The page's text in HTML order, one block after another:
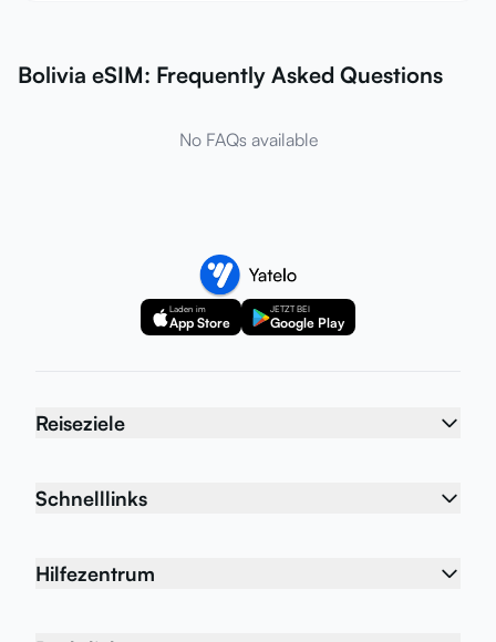
Bolivia eSIM: Frequently Asked Questions
No FAQs available
Laden im
App Store
JETZT BEI
Google Play
Reiseziele
Schnelllinks
Hilfezentrum